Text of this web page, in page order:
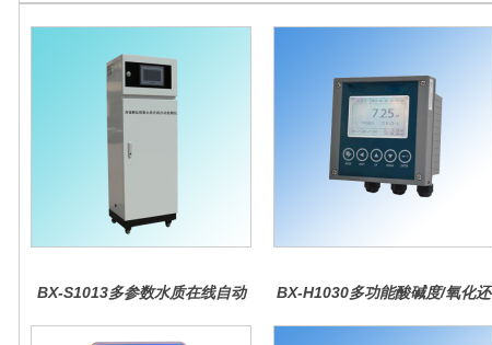
BX-S1013多参数水质在线自动
BX-H1030多功能酸碱度/氧化还